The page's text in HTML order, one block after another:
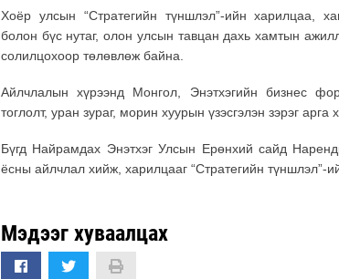
Хоёр улсын “Стратегийн түншлэл”-ийн харилцаа,
болон бүс нутаг, олон улсын тавцан дахь хамтын
солилцохоор төлөвлөж байна.
Айлчлалын хүрээнд Монгол, Энэтхэгийн бизнес
тоглолт, уран зураг, морин хуурын үзэсгэлэн зэрэг
Бүгд Найрамдах Энэтхэг Улсын Ерөнхий сайд
ёсны айлчлал хийж, харилцааг “Стратегийн түншлэл”-
Мэдээг хуваалцах